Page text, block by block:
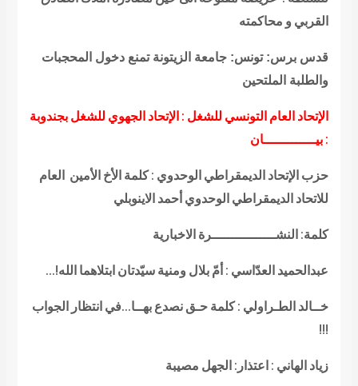
القربي و محاكمته
قدس برس: تونس: جامعة الزيتونة تمنع دخول المحجبات
والطلبة الملتحين
الإتحاد العام التونسي للشغل : الإتحاد الجهوي للشغل بجندوبة
: بيـــــــــــــان
حزب الإتحاد الديمقراطي الوحدوي : كلمة الأخ الأمين العام
للاتحاد الديمقراطي الوحدوي أحمد الاينوبلي
كلمة: النشــــــــــــــــرة الاخبارية
عبدالحميد العدّاسي : أمّ بلال ومنية سيّدتان ابتلاهما الله!…
خــالد الطـراولي : كلمة حـق نصدع بهــا…في انتظار الجواب
!!!
زياد الهاني : اعتذار: الجهل مصيبة